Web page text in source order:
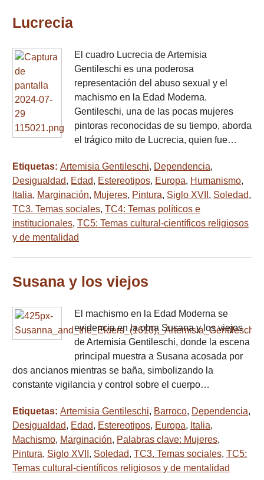
Lucrecia
El cuadro Lucrecia de Artemisia
Gentileschi es una poderosa
representación del abuso sexual y el
machismo en la Edad Moderna.
Gentileschi, una de las pocas mujeres
pintoras reconocidas de su tiempo, aborda
el trágico mito de Lucrecia, quien fue…
Etiquetas: Artemisia Gentileschi, Dependencia,
Desigualdad, Edad, Estereotipos, Europa, Humanismo,
Italia, Marginación, Mujeres, Pintura, Siglo XVII , Soledad,
TC3. Temas sociales, TC4: Temas políticos e
institucionales, TC5: Temas cultural-científicos religiosos
y de mentalidad
Susana y los viejos
El machismo en la Edad Moderna se
evidencia en la obra Susana y los viejos
de Artemisia Gentileschi, donde la escena
principal muestra a Susana acosada por
dos ancianos mientras se baña, simbolizando la
constante vigilancia y control sobre el cuerpo…
Etiquetas: Artemisia Gentileschi, Barroco, Dependencia,
Desigualdad, Edad, Estereotipos, Europa, Italia,
Machismo, Marginación, Palabras clave: Mujeres,
Pintura, Siglo XVII , Soledad, TC3. Temas sociales, TC5:
Temas cultural-científicos religiosos y de mentalidad